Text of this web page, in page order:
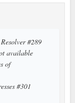
#289
available
of
#301